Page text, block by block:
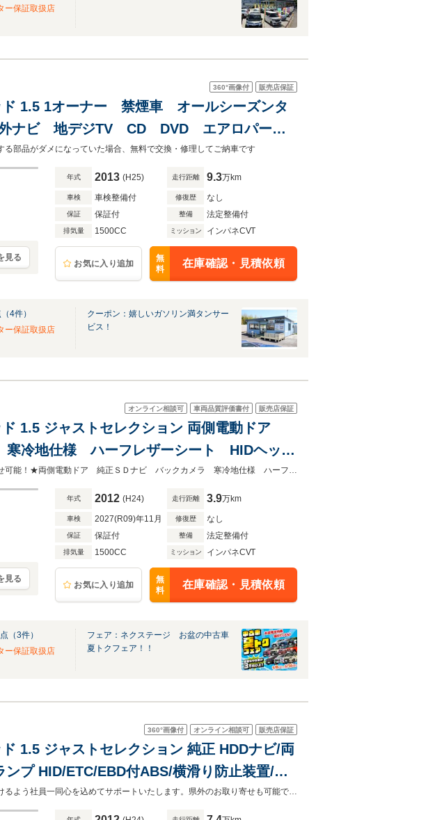
ー保証取扱店
360°画像付 販売店保証
ド 1.5 1オーナー 禁煙車 オールシーズンタ
ナビ 地デジTV CD DVD エアロパー
ックカメラ ETC アイドリングストップ
部品がダメになっていた場合、無料で交換・修理してご納車です
見る
年式 2013 (H25) 走行距離 9.3万km
車検 車検整備付 修復歴 なし
保証 保証付 整備 法定整備付
排気量 1500CC ミッション インパネCVT
お気に入り追加
無
料
在庫確認・見積依頼
4件）
ー保証取扱店
クーポン：嬉しいガソリン満タンサー
ビス！
オンライン相談可 車両品質評価書付 販売店保証
1.5 ジャストセレクション 両側電動ドア
冷地仕様 ハーフレザーシート HIDヘッ
ンチアルミ オートエアコン CD DVD再 ★グループ約３０，０００台の在庫から取り寄せ可能！★両側電動ドア 純正ＳＤナビ バックカメラ 寒冷地仕様 ハーフレザーシート ＨＩＤヘッド ＥＴＣ クル
見る
年式 2012 (H24) 走行距離 3.9万km
車検 2027(R09)年11月 修復歴 なし
保証 保証付 整備 法定整備付
排気量 1500CC ミッション インパネCVT
お気に入り追加
無
料
在庫確認・見積依頼
点（3件）
ー保証取扱店
フェア：ネクステージ お盆の中古車
夏トクフェア！！
360°画像付 オンライン相談可 販売店保証
1.5 ジャストセレクション 純正 HDDナビ/両
プ HID/ETC/EBD付ABS/横滑り防止装置/ア
ター/ワンセグTV/DVD/エアバッグ 運転席
お客様が安心してカーライフをお楽しみいただけるよう社員一同心を込めてサポートいたします。県外のお取り寄せも可能です！是非お気軽にご相談ください。